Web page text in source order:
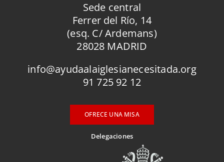
Sede central
Ferrer del Río, 14
(esq. C/ Ardemans)
28028 MADRID
info@ayudaalaiglesianecesitada.org
91 725 92 12
OFRECE UNA MISA
Delegaciones